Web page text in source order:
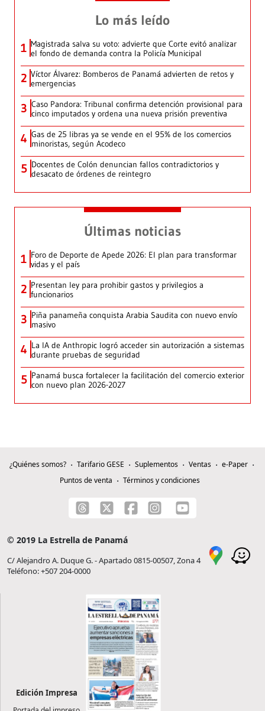
Lo más leído
1 Magistrada salva su voto: advierte que Corte evitó analizar
el fondo de demanda contra la Policía Municipal
2 Víctor Álvarez: Bomberos de Panamá advierten de retos y
emergencias
3 Caso Pandora: Tribunal confirma detención provisional para
cinco imputados y ordena una nueva prisión preventiva
4 Gas de 25 libras ya se vende en el 95% de los comercios
minoristas, según Acodeco
5 Docentes de Colón denuncian fallos contradictorios y
desacato de órdenes de reintegro
Últimas noticias
1 Foro de Deporte de Apede 2026: El plan para transformar
vidas y el país
2 Presentan ley para prohibir gastos y privilegios a
funcionarios
3 Piña panameña conquista Arabia Saudita con nuevo envío
masivo
4 La IA de Anthropic logró acceder sin autorización a sistemas
durante pruebas de seguridad
5 Panamá busca fortalecer la facilitación del comercio exterior
con nuevo plan 2026-2027
¿Quiénes somos? Tarifario GESE Suplementos Ventas
e-Paper
Puntos de venta
Términos y condiciones
© 2019 La Estrella de Panamá
C/ Alejandro A. Duque G. - Apartado 0815-00507, Zona 4
Teléfono: +507 204-0000
Edición Impresa